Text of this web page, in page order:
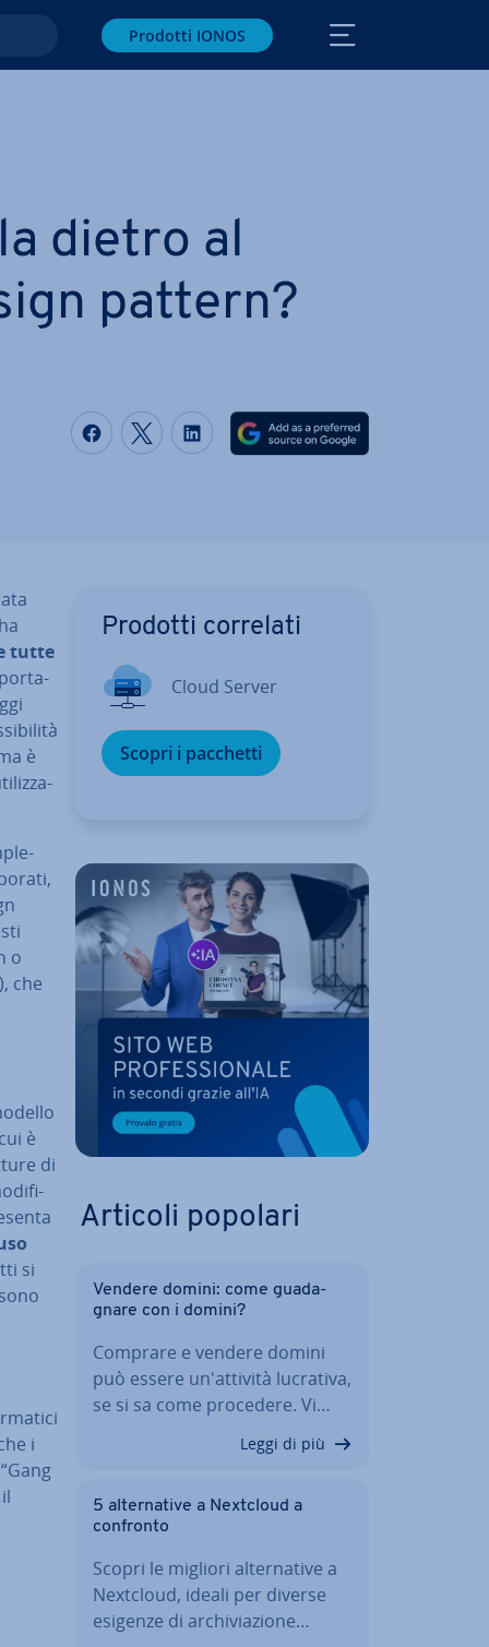
Prodotti IONOS
dietro al
pattern?
Condividi via Facebook
Condividi via Twitter
Condividi via LinkedIN
ha
tutte
è
o
che
è
di
si
i
Prodotti correlati
Cloud Server
Scopri i pacchetti
Articoli popolari
Vendere domini: come gua­da­
gna­re con i domini?
Comprare e vendere domini
può essere un'at­ti­vi­tà lucrativa,
se si sa come procedere. Vi…
Leggi di più
5 al­ter­na­ti­ve a Nextcloud a
confronto
Scopri le migliori al­ter­na­ti­ve a
Nextcloud, ideali per diverse
esigenze di ar­chi­via­zio­ne…